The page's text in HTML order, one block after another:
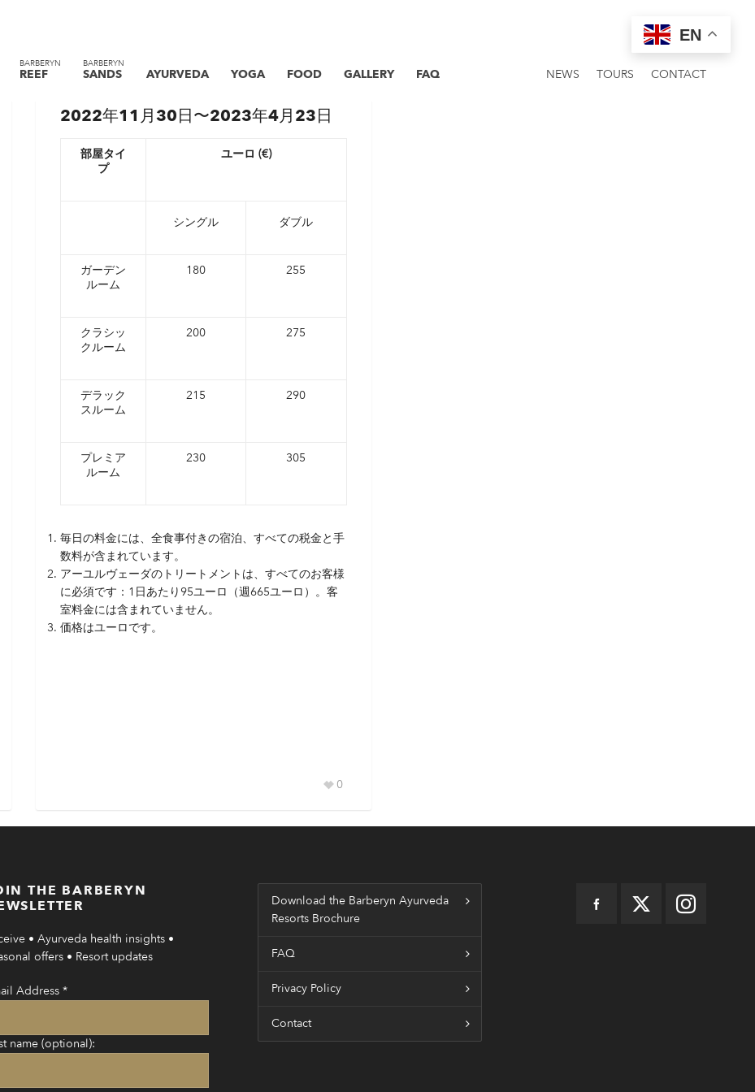
BARBERYN
REEF
BARBERYN
SANDS AYURVEDA YOGA FOOD CONTACT
TOURS
NEWS
GALLERY FAQ
冬の関税
2022年11月30日〜2023年4月23日
部屋タイ
プ
ユーロ (€)
シングル ダブル
ガーデン
ルーム
180 255
クラシッ
クルーム
200 275
デラック
スルーム
215 290
プレミア
ルーム
230 305
毎日の料金には、全食事付きの宿泊、すべての税金と手
数料が含まれています。
アーユルヴェーダのトリートメントは、すべてのお客様
に必須です：1日あたり95ユーロ（週665ユーロ）。客
室料金には含まれていません。
価格はユーロです。
0
THE BARBERYN
• Ayurveda health insights •
offers • Resort updates
Address *
name (optional):
Download the Barberyn Ayurveda
Resorts Brochure
FAQ
Privacy Policy
Contact
EN